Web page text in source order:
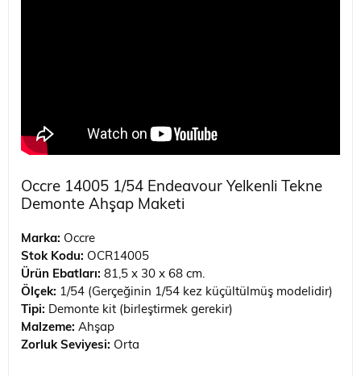
Occre 14005 1/54 Endeavour Yelkenli Tekne
Demonte Ahşap Maketi
Marka: Occre
Stok Kodu: OCR14005
Ürün Ebatları: 81,5 x 30 x 68 cm.
Ölçek: 1/54 (Gerçeğinin 1/54 kez küçültülmüş modelidir)
Tipi: Demonte kit (birleştirmek gerekir)
Malzeme: Ahşap
Zorluk Seviyesi: Orta